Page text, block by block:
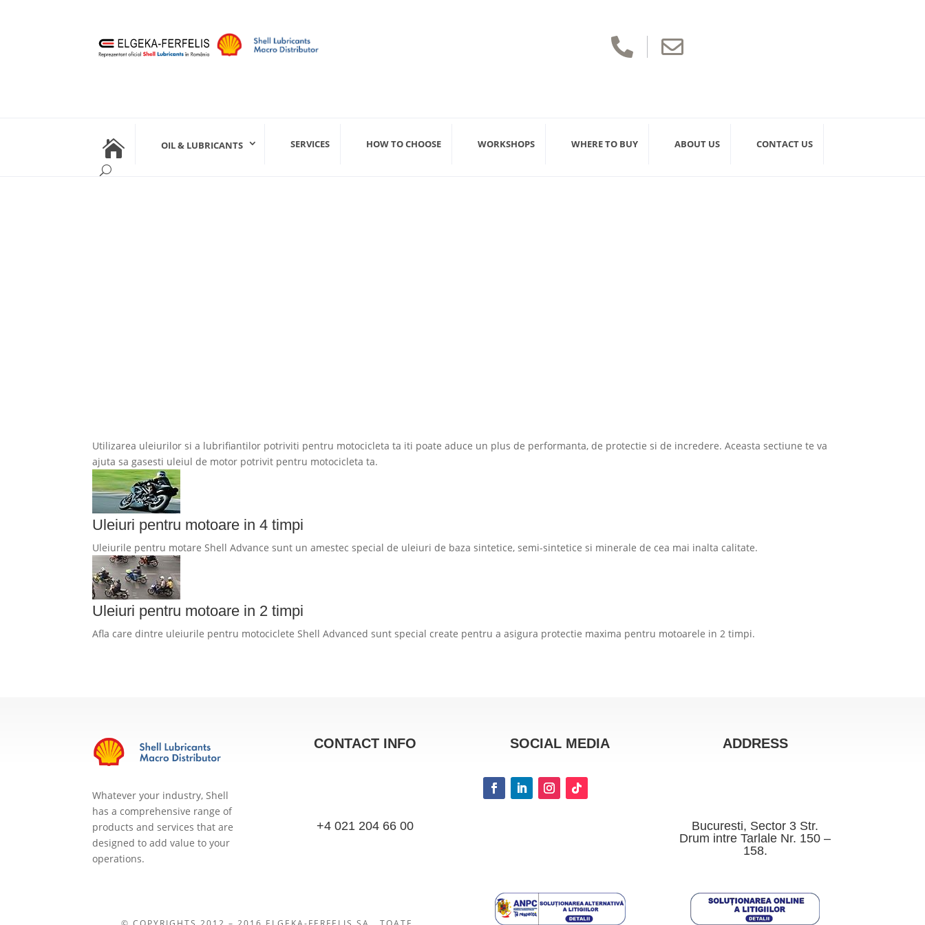
 
 OIL & LUBRICANTS SERVICES HOW TO CHOOSE WORKSHOPS WHERE TO BUY ABOUT US CONTACT US
Utilizarea uleiurilor si a lubrifiantilor potriviti pentru motocicleta ta iti poate aduce un plus de performanta, de protectie si de incredere. Aceasta sectiune te va
ajuta sa gasesti uleiul de motor potrivit pentru motocicleta ta.
Uleiuri pentru motoare in 4 timpi
Uleiurile pentru motare Shell Advance sunt un amestec special de uleiuri de baza sintetice, semi-sintetice si minerale de cea mai inalta calitate.
Uleiuri pentru motoare in 2 timpi
Afla care dintre uleiurile pentru motociclete Shell Advanced sunt special create pentru a asigura protectie maxima pentru motoarele in 2 timpi.
Whatever your industry, Shell
has a comprehensive range of
products and services that are
designed to add value to your
operations.
CONTACT INFO
+4 021 204 66 00
SOCIAL MEDIA ADDRESS
Bucuresti, Sector 3 Str.
Drum intre Tarlale Nr. 150 –
158.